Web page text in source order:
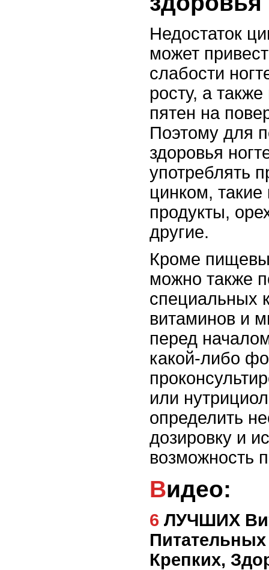
Недостаток
может
слабости
росту, а
пятен на
Поэтому для
здоровья
употреблять
цинком,
продукты,
другие.
Кроме
можно также
специальных
витаминов и
перед
какой-либо
или
определить
дозировку и
возможность
Видео:
6 ЛУЧШИХ Витаминов и
Крепких,